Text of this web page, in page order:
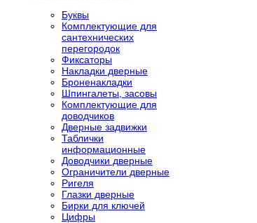
Буквы
Комплектующие для
сантехнических
перегородок
Фиксаторы
Накладки дверные
Броненакладки
Шпингалеты, засовы
Комплектующие для
доводчиков
Дверные задвижки
Таблички
информационные
Доводчики дверные
Ограничители дверные
Ригеля
Глазки дверные
Бирки для ключей
Цифры